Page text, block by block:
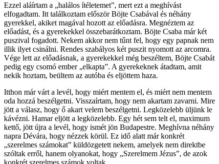
Ezzel aláírtam a „halálos ítéletemet”, mert ezt a meghívást
elfogadtam. Itt találkoztam először Böjte Csabával és néhány
gyerekkel, akiket magával hozott az előadásra. Megnéztem az
előadást, és a gyerekekkel összebarátkoztam. Böjte Csaba már két
puszival fogadott. Nekem akkor nem tűnt fel, hogy egy papnak nem
illik ilyet csinálni. Rendes szabályos két puszit nyomott az arcomra.
Vége lett az előadásnak, a gyerekekkel még beszéltem, Böjte Csabát
pedig egy csomó ember „elkapta”. A gyerekeknek átadtam, amit
nekik hoztam, beültem az autóba és eljöttem haza.
Itthon már várt a levél, hogy miért mentem el, és miért nem mentem
oda hozzá beszélgetni. Visszaírtam, hogy nem akartam zavarni. Mire
jött a válasz, hogy ő akart velem beszélgetni. Legközelebb üljünk le
kávézni. Hamar eljött a legközelebb. Egy hét sem telt el, maximum
kettő, jött újra a levél, hogy ismét jön Budapestre. Meghívna néhány
napra Dévára, hogy nézzek körül. Ez idő alatt már konkrét
„szerelmes számokat” küldözgetett nekem, amelyek nem direktbe
szóltak erről, hanem olyanokat, hogy „Szerelmem Jézus”, de azok
konkrét szerelmes számok voltak.